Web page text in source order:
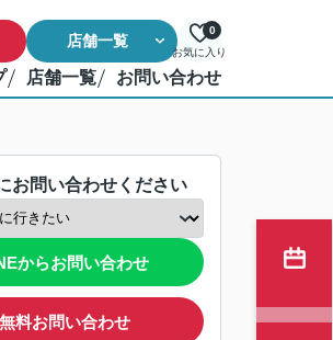
店舗一覧
お気に入り
0
店舗一覧 お問い合わせ
お問い合わせください
からお問い合わせ
無料お問い合わせ